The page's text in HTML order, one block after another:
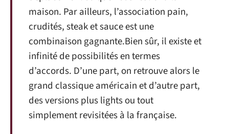
maison. Par ailleurs, l’association pain,
crudités, steak et sauce est une
combinaison gagnante.Bien sûr, il existe et
infinité de possibilités en termes
d’accords. D’une part, on retrouve alors le
grand classique américain et d’autre part,
des versions plus lights ou tout
simplement revisitées à la française.